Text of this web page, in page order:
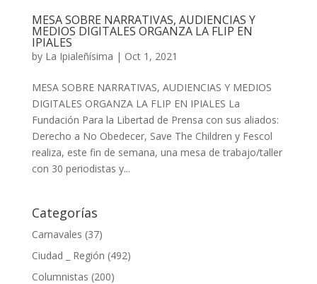
MESA SOBRE NARRATIVAS, AUDIENCIAS Y
MEDIOS DIGITALES ORGANZA LA FLIP EN
IPIALES
by La Ipialeñísima | Oct 1, 2021
MESA SOBRE NARRATIVAS, AUDIENCIAS Y MEDIOS
DIGITALES ORGANZA LA FLIP EN IPIALES La
Fundación Para la Libertad de Prensa con sus aliados:
Derecho a No Obedecer, Save The Children y Fescol
realiza, este fin de semana, una mesa de trabajo/taller
con 30 periodistas y...
Categorías
Carnavales (37)
Ciudad _ Región (492)
Columnistas (200)